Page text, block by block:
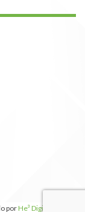
porHe³ Digital